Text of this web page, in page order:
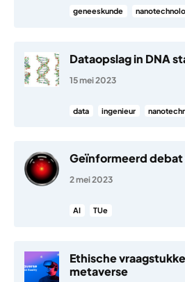
geneeskunde
Dataopslag in DNA
15 mei 2023
data ingenieur
Geïnformeerd debat
2 mei 2023
AI TUe
Ethische
metaverse